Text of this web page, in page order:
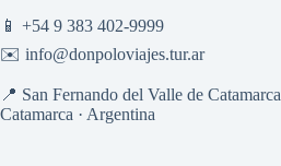
📱 +54 9 383 402-9999
✉️ info@donpoloviajes.tur.ar
📍 San Fernando del Valle de Catamarca
Catamarca · Argentina